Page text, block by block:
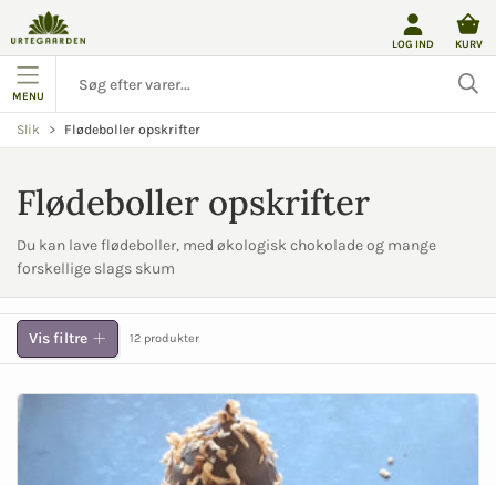
LOG IND KURV
MENU
Slik Flødeboller opskrifter
Flødeboller opskrifter
Du kan lave flødeboller, med økologisk chokolade og mange
forskellige slags skum
Vis filtre 12 produkter